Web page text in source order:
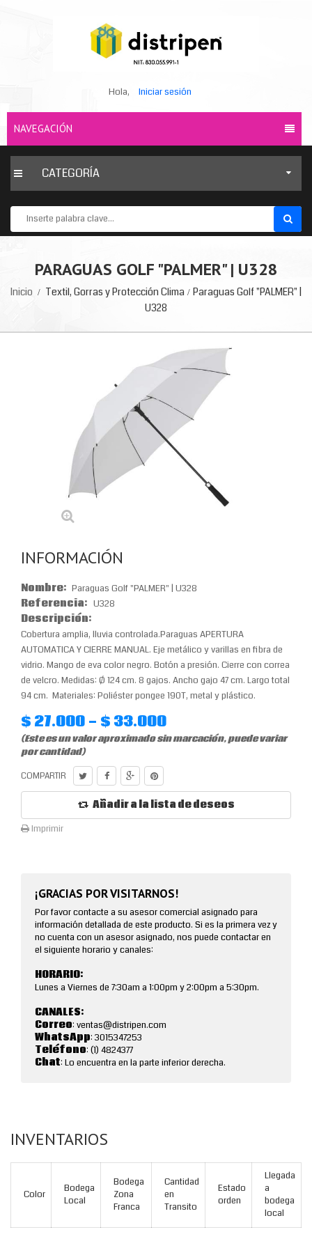
Hola, Iniciar sesión
NAVEGACIÓN
CATEGORÍA
PARAGUAS GOLF "PALMER" | U328
Inicio Textil, Gorras y Protección Clima
Paraguas Golf "PALMER" |
U328
INFORMACIÓN
Nombre: Paraguas Golf "PALMER" | U328
Referencia: U328
Descripción:
Cobertura amplia, lluvia controlada.Paraguas APERTURA
AUTOMATICA Y CIERRE MANUAL. Eje metálico y varillas en fibra de
vidrio. Mango de eva color negro. Botón a presión. Cierre con correa
de velcro. Medidas: Ø 124 cm. 8 gajos. Ancho gajo 47 cm. Largo total
94 cm. Materiales: Poliéster pongee 190T, metal y plástico.
$ 27.000 - $ 33.000
(Este es un valor aproximado sin marcación, puede variar
por cantidad)
COMPARTIR
Añadir a la lista de deseos
Imprimir
¡GRACIAS POR VISITARNOS!
Por favor contacte a su asesor comercial asignado para
información detallada de este producto. Si es la primera vez y
no cuenta con un asesor asignado, nos puede contactar en
el siguiente horario y canales:
HORARIO:
Lunes a Viernes de 7:30am a 1:00pm y 2:00pm a 5:30pm.
CANALES:
Correo: ventas@distripen.com
WhatsApp: 3015347253
Teléfono: (1) 4824377
Chat: Lo encuentra en la parte inferior derecha.
INVENTARIOS
Color
Bodega
Local
Bodega
Zona
Franca
Cantidad
en
Transito
Estado
orden
Llegada
a
bodega
local